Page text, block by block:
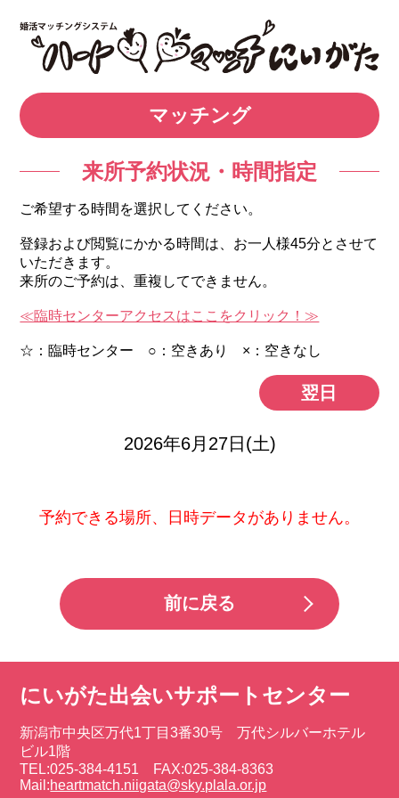
マッチング
来所予約状況・時間指定
ご希望する時間を選択してください。
登録および閲覧にかかる時間は、お一人様45分とさせて
いただきます。
来所のご予約は、重複してできません。
≪臨時センターアクセスはここをクリック！≫
☆：臨時センター ○：空きあり ×：空きなし
翌日
2026年6月27日(土)
予約できる場所、日時データがありません。
前に戻る
にいがた出会いサポートセンター
新潟市中央区万代1丁目3番30号 万代シルバーホテル
ビル1階
TEL:025-384-4151 FAX:025-384-8363
Mail:heartmatch.niigata@sky.plala.or.jp